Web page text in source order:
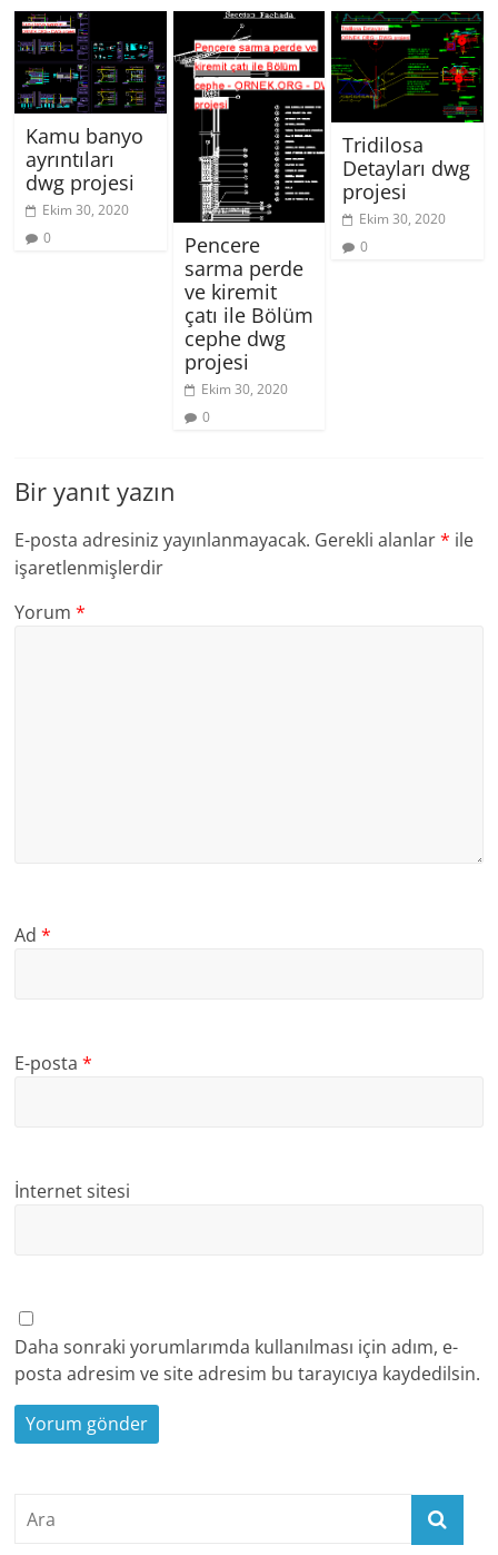
Kamu banyo
ayrıntıları
dwg projesi
Ekim 30, 2020
0
Pencere
sarma perde
ve kiremit
çatı ile Bölüm
cephe dwg
projesi
Ekim 30, 2020
0
Tridilosa
Detayları dwg
projesi
Ekim 30, 2020
0
Bir yanıt yazın
E-posta adresiniz yayınlanmayacak. Gerekli alanlar* ile
işaretlenmişlerdir
Yorum*
Ad*
E-posta*
İnternet sitesi
Daha sonraki yorumlarımda kullanılması için adım, e-
posta adresim ve site adresim bu tarayıcıya kaydedilsin.